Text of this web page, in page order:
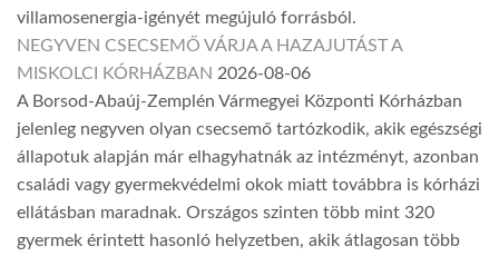
villamosenergia-igényét megújuló forrásból.
NEGYVEN CSECSEMŐ VÁRJA A HAZAJUTÁST A
MISKOLCI KÓRHÁZBAN 2026-08-06
A Borsod-Abaúj-Zemplén Vármegyei Központi Kórházban
jelenleg negyven olyan csecsemő tartózkodik, akik egészségi
állapotuk alapján már elhagyhatnák az intézményt, azonban
családi vagy gyermekvédelmi okok miatt továbbra is kórházi
ellátásban maradnak. Országos szinten több mint 320
gyermek érintett hasonló helyzetben, akik átlagosan több